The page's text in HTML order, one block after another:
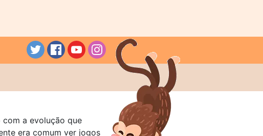
a evolução que
era comum ver jogos